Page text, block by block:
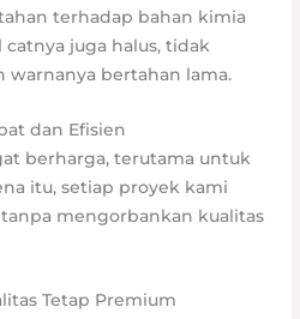
terhadap bahan kimia
catnya juga halus, tidak
warnanya bertahan lama.
dan Efisien
berharga, terutama untuk
itu, setiap proyek kami
mengorbankan kualitas
Tetap Premium